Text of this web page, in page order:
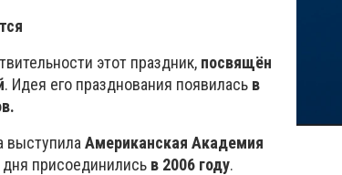
этот праздник, посвящён
. Идея его празднования появилась в
выступила Американская Академия
присоединились в 2006 году.